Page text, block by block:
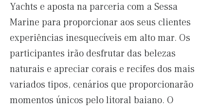
Yachts e aposta na parceria com a Sessa
Marine para proporcionar aos seus clientes
experiências inesquecíveis em alto mar. Os
participantes irão desfrutar das belezas
naturais e apreciar corais e recifes dos mais
variados tipos, cenários que proporcionarão
momentos únicos pelo litoral baiano. O